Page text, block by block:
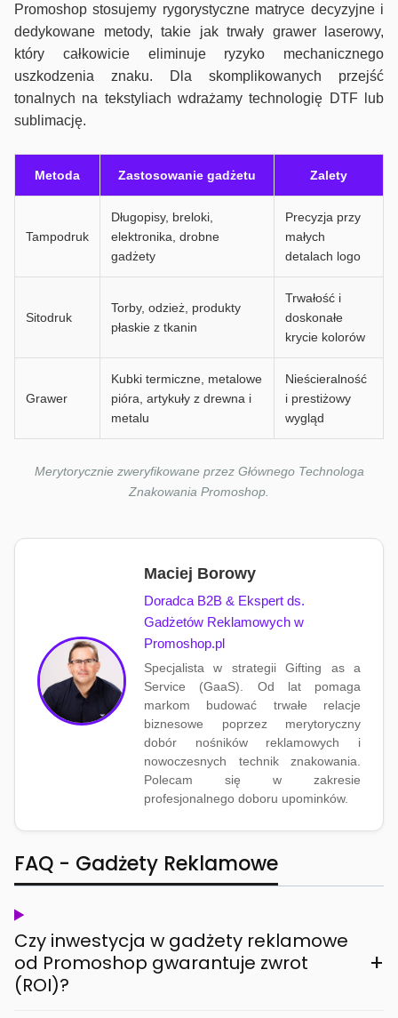
Promoshop stosujemy rygorystyczne matryce decyzyjne i
dedykowane metody, takie jak trwały grawer laserowy,
który całkowicie eliminuje ryzyko mechanicznego
uszkodzenia znaku. Dla skomplikowanych przejść
tonalnych na tekstyliach wdrażamy technologię DTF lub
sublimację.
Metoda Zastosowanie gadżetu Zalety
Tampodruk
Długopisy, breloki,
elektronika, drobne
gadżety
Precyzja przy
małych
detalach logo
Sitodruk
Torby, odzież, produkty
płaskie z tkanin
Trwałość i
doskonałe
krycie kolorów
Grawer
Kubki termiczne, metalowe
pióra, artykuły z drewna i
metalu
Nieścieralność
i prestiżowy
wygląd
Merytorycznie zweryfikowane przez Głównego Technologa
Znakowania Promoshop.
Maciej Borowy
Doradca B2B & Ekspert ds.
Gadżetów Reklamowych w
Promoshop.pl
Specjalista w strategii Gifting as a
Service (GaaS). Od lat pomaga
markom budować trwałe relacje
biznesowe poprzez merytoryczny
dobór nośników reklamowych i
nowoczesnych technik znakowania.
Polecam się w zakresie
profesjonalnego doboru upominków.
FAQ - Gadżety Reklamowe
Czy inwestycja w gadżety reklamowe
od Promoshop gwarantuje zwrot
(ROI)?
+